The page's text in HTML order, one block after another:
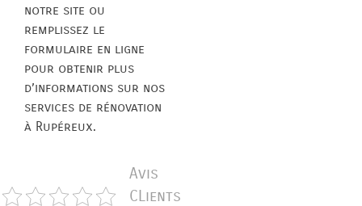
notre site ou
remplissez le
formulaire en ligne
pour obtenir plus
d’informations sur nos
services de rénovation
à Rupéreux.
Avis
CLients